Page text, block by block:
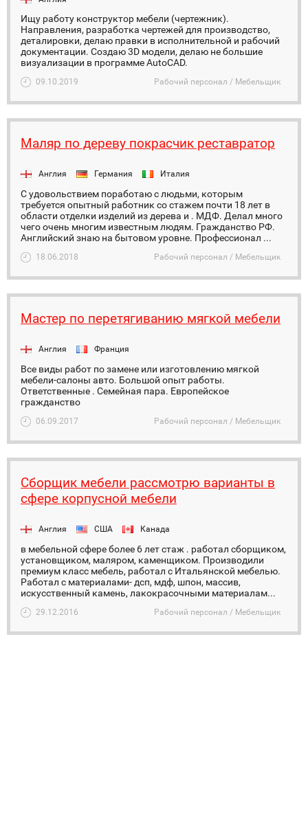
Ищу работу конструктор мебели (чертежник).
Направления, разработка чертежей для производство,
деталировки, делаю правки в исполнительной и рабочий
документации. Создаю 3D модели, делаю не большие
визуализации в программе AutoCAD.
09.10.2019 Рабочий персонал / Мебельщик
Маляр по дереву покрасчик реставратор
Англия Германия Италия
С удовольствием поработаю с людьми, которым
требуется опытный работник со стажем почти 18 лет в
области отделки изделий из дерева и . МДФ. Делал много
чего очень многим известным людям. Гражданство РФ.
Английский знаю на бытовом уровне. Профессионал ...
18.06.2018 Рабочий персонал / Мебельщик
Мастер по перетягиванию мягкой мебели
Англия Франция
Все виды работ по замене или изготовлению мягкой
мебели-салоны авто. Большой опыт работы.
Ответственные . Семейная пара. Европейское
гражданство
06.09.2017 Рабочий персонал / Мебельщик
Сборщик мебели рассмотрю варианты в
сфере корпусной мебели
Англия США Канада
в мебельной сфере более 6 лет стаж . работал сборщиком,
установщиком, маляром, каменщиком. Производили
премиум класс мебель, работал с Итальянской мебелью.
Работал с материалами- дсп, мдф, шпон, массив,
искусственный камень, лакокрасочными материалам...
29.12.2016 Рабочий персонал / Мебельщик